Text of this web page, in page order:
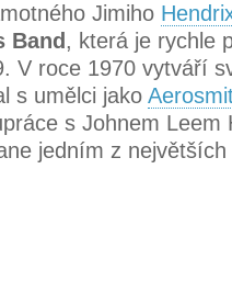
Jimiho
Band , která je rychle
V roce 1970 vytváří
s umělci jako
s Johnem Leem
jedním z